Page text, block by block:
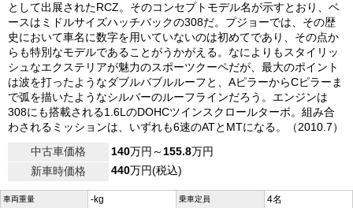
として出展されたRCZ。そのコンセプトモデル名が示すとおり、ベ
ースはミドルサイズハッチバックの308だ。プジョーでは、その歴
史において車名に数字を用いていないのは初めてであり、その点か
らも特別なモデルであることがうかがえる。なによりもスタイリッ
シュなエクステリアが魅力のスポーツクーペだが、最大のポイント
は波を打ったようなダブルバブルルーフと、AピラーからCピラーま
で弧を描いたようなシルバーのルーフラインだろう。エンジンは
308にも搭載される1.6LのDOHCツインスクロールターボ。組み合
わされるミッションは、いずれも6速のATとMTになる。（2010.7）
中古車価格
140万円～155.8万円
新車時価格
440万円(税込)
車両重量 -kg 乗車定員 4名